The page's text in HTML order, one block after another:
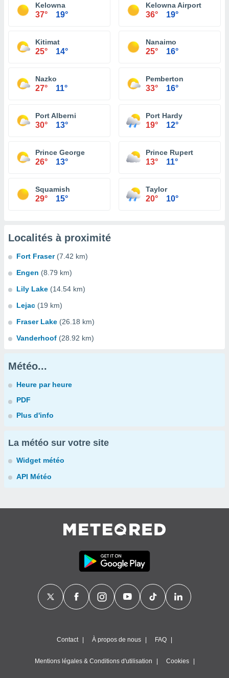
Kelowna
37° 19°
Kelowna Airport
36° 19°
Kitimat
25° 14°
Nanaimo
25° 16°
Nazko
27° 11°
Pemberton
33° 16°
Port Alberni
30° 13°
Port Hardy
19° 12°
Prince George
26° 13°
Prince Rupert
13° 11°
Squamish
29° 15°
Taylor
20° 10°
Localités à proximité
Fort Fraser (7.42 km)
Engen (8.79 km)
Lily Lake (14.54 km)
Lejac (19 km)
Fraser Lake (26.18 km)
Vanderhoof (28.92 km)
Météo...
Heure par heure
PDF
Plus d'info
La météo sur votre site
Widget météo
API Météo
Contact À propos de nous FAQ
Mentions légales & Conditions d'utilisation Cookies